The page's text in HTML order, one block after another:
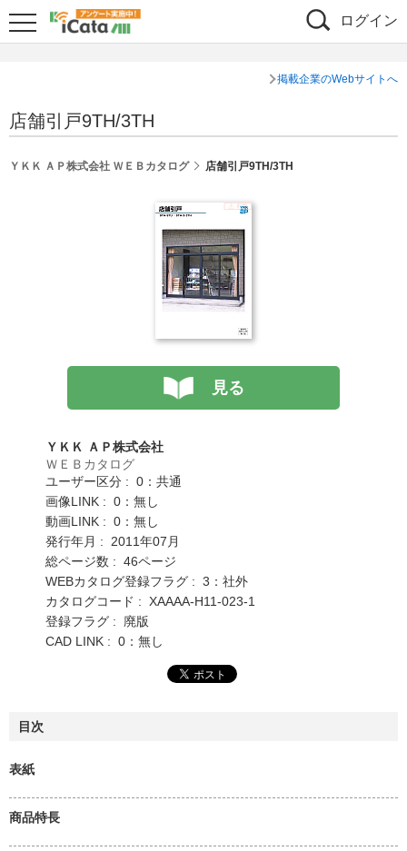
ログイン
掲載企業のWebサイトへ
店舗引戸9TH/3TH
ＹＫＫ ＡＰ株式会社 ＷＥＢカタログ 店舗引戸9TH/3TH
見る
ＹＫＫ ＡＰ株式会社
ＷＥＢカタログ
ユーザー区分 : 0：共通
画像LINK : 0：無し
動画LINK : 0：無し
発行年月 : 2011年07月
総ページ数 : 46ページ
WEBカタログ登録フラグ : 3：社外
カタログコード : XAAAA-H11-023-1
登録フラグ : 廃版
CAD LINK : 0：無し
目次
表紙
商品特長